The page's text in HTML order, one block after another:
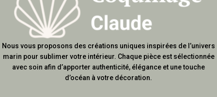
Nous vous proposons des créations uniques inspirées de l’univers
marin pour sublimer votre intérieur. Chaque pièce est sélectionnée
avec soin afin d’apporter authenticité, élégance et une touche
d’océan à votre décoration.